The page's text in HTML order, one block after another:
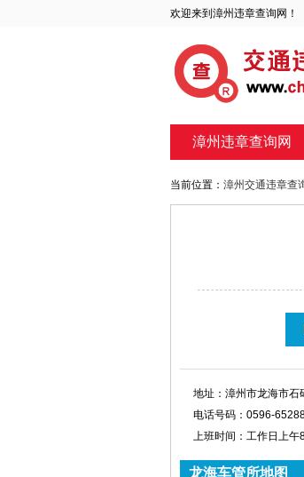
欢迎来到漳州违章查询网！
漳州违章查询网
当前位置： 漳州交通违章查
地址： 漳州市龙海市石
电话号码： 0596-
上班时间： 工作日上午
龙海车管所地图